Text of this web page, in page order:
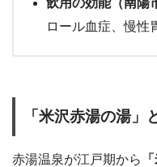
飲用の効能（南陽
ロール血症、慢性
「米沢赤湯の湯」
赤湯温泉が江戸期から